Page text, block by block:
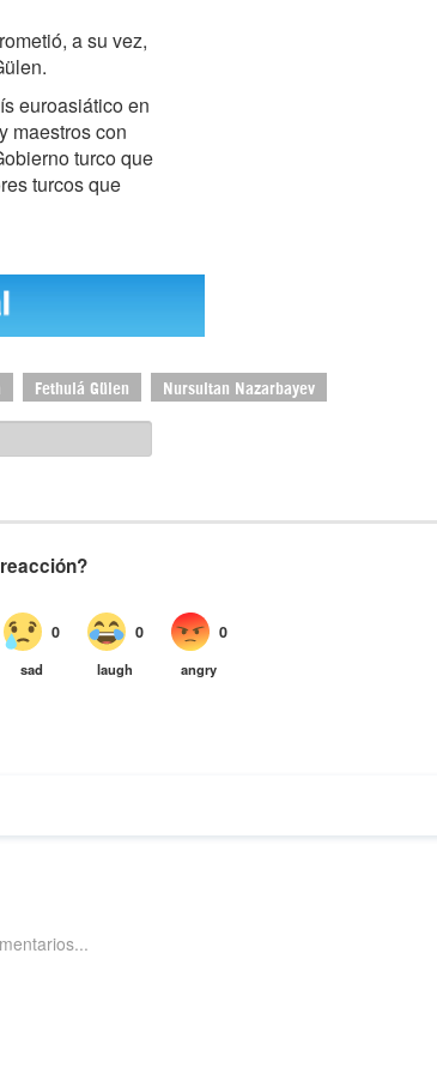
a su vez,
euroasiático en
maestros con
turco que
turcos que
Fethulá Gülen Nursultan Nazarbayev